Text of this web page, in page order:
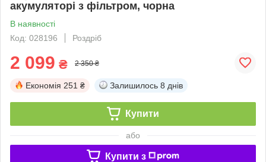
акумуляторі з фільтром, чорна
В наявності
Код: 028196
Роздріб
2 099 ₴ 2 350 ₴
Економія 251 ₴ Залишилось 8 днів
Купити
або
Купити з